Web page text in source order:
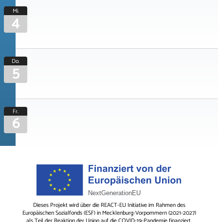
Mi.
4
Do.
5
Fr.
6
Dieses Projekt wird über die REACT-EU Initiative im Rahmen des
Europäischen Sozialfonds (ESF) in Mecklenburg-Vorpommern (2021-2027)